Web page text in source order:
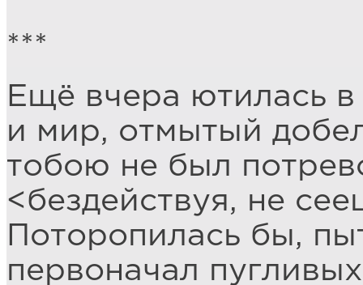
***
Ещё вчера ютилась
и мир, отмытый
тобою не был
<бездействуя, не
Поторопилась бы,
первоначал